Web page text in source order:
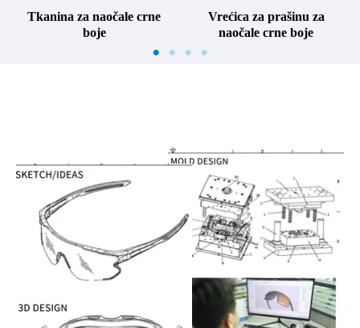
Tkanina za naočale crne
boje
Vrećica za prašinu za
naočale crne boje